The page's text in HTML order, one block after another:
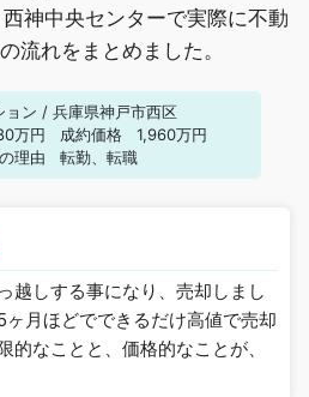
神中央センターで実際に不動
流れをまとめました。
ョン / 兵庫県神戸市西区
万円 成約価格
1,960万円
理由
転勤、転職
越しする事になり、売却しまし
月ほどでできるだけ高値で売却
的なことと、価格的なことが、